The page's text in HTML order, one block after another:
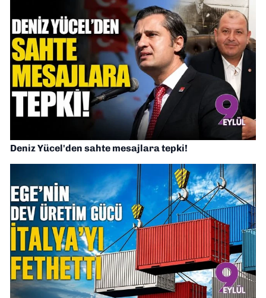
Deniz Yücel'den sahte mesajlara tepki!